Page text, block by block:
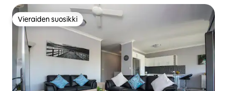
Vieraiden suosikki
Vieraiden suosikki